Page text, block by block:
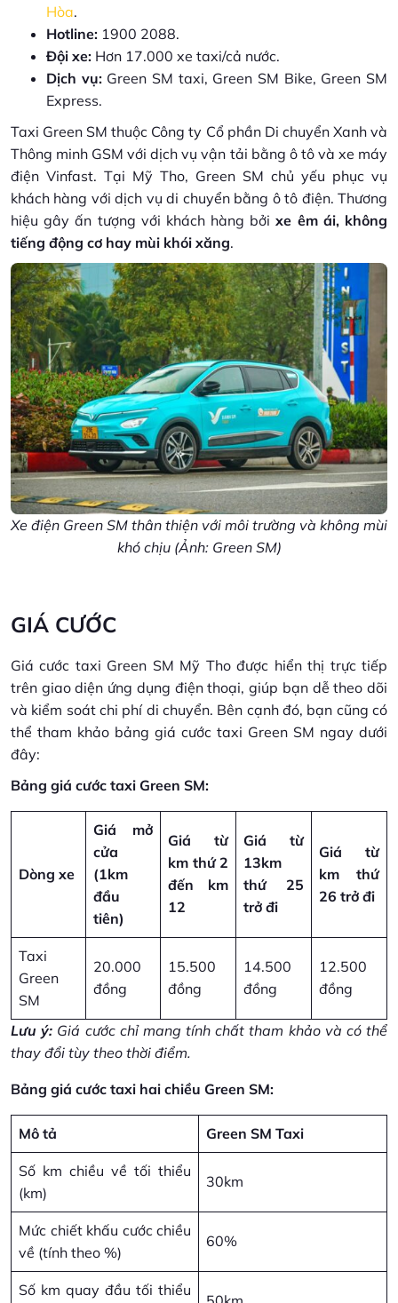
Hòa.
Hotline: 1900 2088.
Đội xe: Hơn 17.000 xe taxi/cả nước.
Dịch vụ: Green SM taxi, Green SM Bike, Green SM
Express.
Taxi Green SM thuộc Công ty Cổ phần Di chuyển Xanh và
Thông minh GSM với dịch vụ vận tải bằng ô tô và xe máy
điện Vinfast. Tại Mỹ Tho, Green SM chủ yếu phục vụ
khách hàng với dịch vụ di chuyển bằng ô tô điện. Thương
hiệu gây ấn tượng với khách hàng bởixe êm ái, không
tiếng động cơ hay mùi khói xăng.
Xe điện Green SM thân thiện với môi trường và không mùi
khó chịu (Ảnh: Green SM)
GIÁ CƯỚC
Giá cước taxi Green SM Mỹ Tho được hiển thị trực tiếp
trên giao diện ứng dụng điện thoại, giúp bạn dễ theo dõi
và kiểm soát chi phí di chuyển. Bên cạnh đó, bạn cũng có
thể tham khảo bảng giá cước taxi Green SM ngay dưới
đây:
Bảng giá cước taxi Green SM:
Dòng xe
Giá mở
cửa
(1km
đầu
tiên)
Giá từ
km thứ 2
đến km
12
Giá từ
13km
thứ 25
trở đi
Giá từ
km thứ
26 trở đi
Taxi
Green
SM
20.000
đồng
15.500
đồng
14.500
đồng
12.500
đồng
Lưu ý: Giá cước chỉ mang tính chất tham khảo và có thể
thay đổi tùy theo thời điểm.
Bảng giá cước taxi hai chiều Green SM:
Mô tả Green SM Taxi
Số km chiều về tối thiểu
(km)
30km
Mức chiết khấu cước chiều
về (tính theo %)
60%
Số km quay đầu tối thiểu